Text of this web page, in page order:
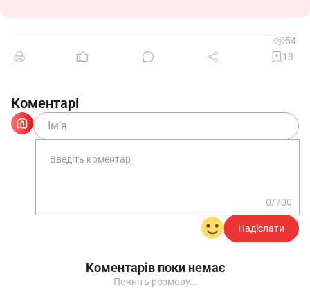
54
13
Коментарі
0/700
Надіслати
Коментарів поки немає
Почніть розмову…